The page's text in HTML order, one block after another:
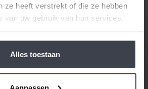
ze heeft verstrekt of die ze hebben
van uw gebruik van hun services.
Alles toestaan
Aanpassen